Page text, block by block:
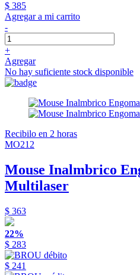
$ 385
Agregar a mi carrito
-
+
Agregar
No hay suficiente stock disponible
Recibilo en 2 horas
MO212
Mouse Inalmbrico
Multilaser
$ 363
22%
$ 283
$ 241